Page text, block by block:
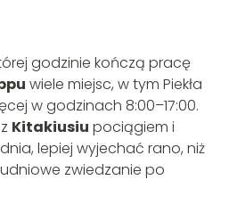
godzinie kończą pracę
wiele miejsc, w tym Piekła
w godzinach 8:00–17:00.
Kitakiusiu pociągiem i
lepiej wyjechać rano, niż
zwiedzanie po